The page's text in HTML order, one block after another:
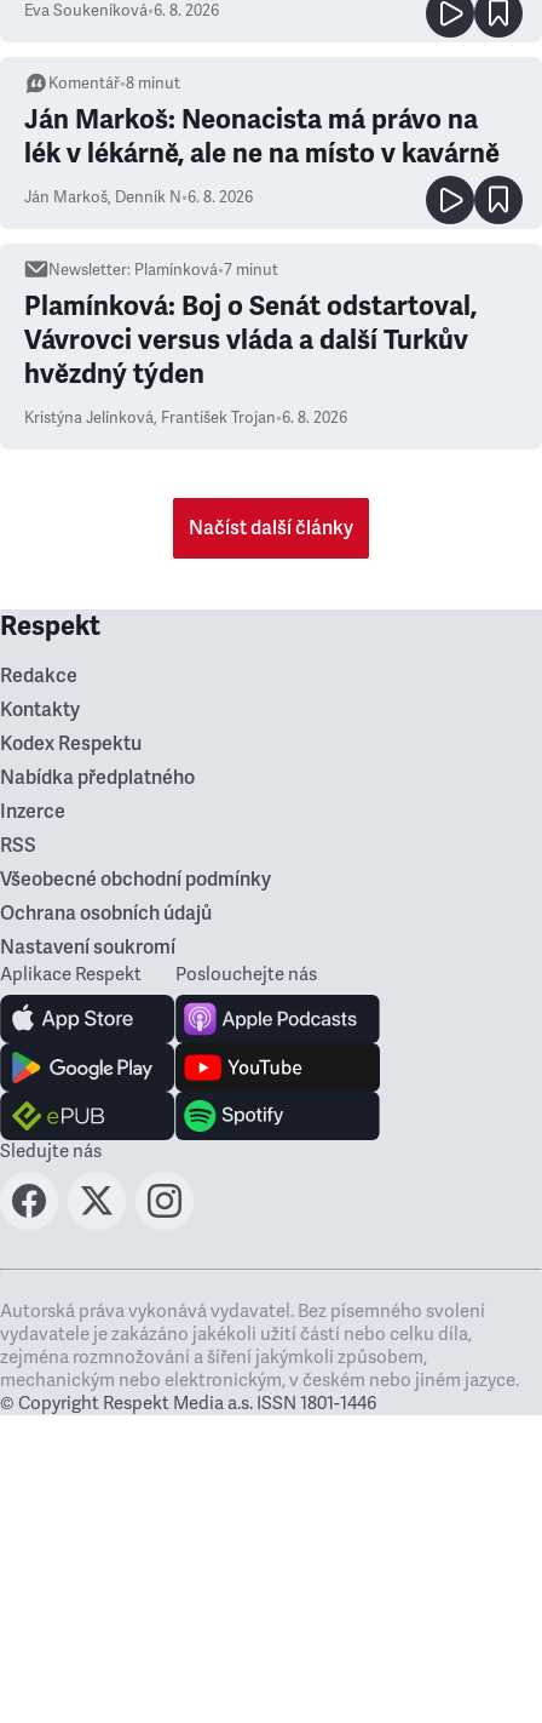
Eva Soukeníková•6. 8. 2026
Komentář•8 minut
Ján Markoš: Neonacista má právo na
lék v lékárně, ale ne na místo v kavárně
Ján Markoš, Denník N•6. 8. 2026
Newsletter: Plamínková•7 minut
Plamínková: Boj o Senát odstartoval,
Vávrovci versus vláda a další Turkův
hvězdný týden
Kristýna Jelínková, František Trojan•6. 8. 2026
Načíst další články
Respekt
Redakce
Kontakty
Kodex Respektu
Nabídka předplatného
Inzerce
RSS
Všeobecné obchodní podmínky
Ochrana osobních údajů
Nastavení soukromí
Aplikace Respekt Poslouchejte nás
Sledujte nás
Autorská práva vykonává vydavatel. Bez písemného svolení
vydavatele je zakázáno jakékoli užití částí nebo celku díla,
zejména rozmnožování a šíření jakýmkoli způsobem,
mechanickým nebo elektronickým, v českém nebo jiném jazyce.
© Copyright Respekt Media a.s. ISSN 1801-1446